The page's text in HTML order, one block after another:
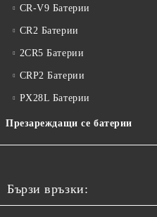
CR-V9 Батерии
CR2 Батерии
2CR5 Батерии
CRP2 Батерии
PX28L Батерии
Презареждащи се батерии
Бързи връзки: